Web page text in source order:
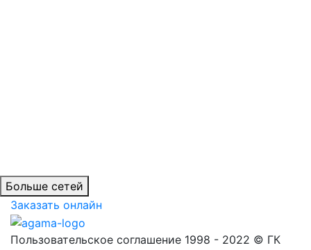
Больше сетей
Заказать онлайн
Пользовательское соглашение 1998 - 2022 © ГК